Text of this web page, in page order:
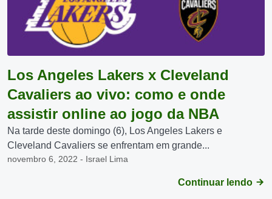
Los Angeles Lakers x Cleveland
Cavaliers ao vivo: como e onde
assistir online ao jogo da NBA
Na tarde deste domingo (6), Los Angeles Lakers e
Cleveland Cavaliers se enfrentam em grande...
novembro 6, 2022 - Israel Lima
Continuar lendo